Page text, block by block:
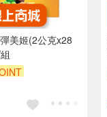
美姬(2公克x28